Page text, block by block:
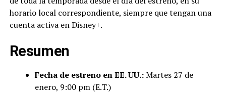
horario local correspondiente, siempre que tengan una
cuenta activa en Disney+.
Resumen
Fecha de estreno en EE. UU.:Martes 27 de
enero, 9:00 pm (E.T.)